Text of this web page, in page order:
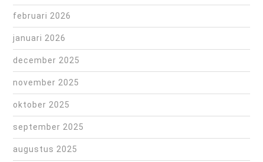
februari 2026
januari 2026
december 2025
november 2025
oktober 2025
september 2025
augustus 2025